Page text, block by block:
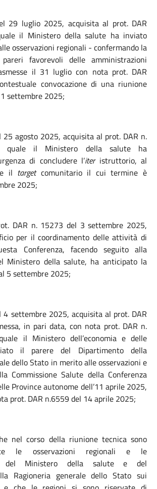
29 luglio 2025, acquisita al prot. DAR
il Ministero della salute ha inviato
osservazioni regionali - confermando la
favorevoli delle amministrazioni
il 31 luglio con nota prot. DAR
convocazione di una riunione
settembre 2025;
25 agosto 2025, acquisita al prot. DAR n.
quale il Ministero della salute ha
di concludere l’iter istruttorio, al
il targetcomunitario il cui termine è
2025;
DAR n. 15273 del 3 settembre 2025,
per il coordinamento delle attività di
Conferenza, facendo seguito alla
Ministero della salute, ha anticipato la
5 settembre 2025;
4 settembre 2025, acquisita al prot. DAR
in pari data, con nota prot. DAR n.
il Ministero dell’economia e delle
il parere del Dipartimento della
dello Stato in merito alle osservazioni e
Commissione Salute della Conferenza
Province autonome dell’11 aprile 2025,
prot. DAR n.6559 del 14 aprile 2025;
nel corso della riunione tecnica sono
le osservazioni regionali e le
del Ministero della salute e del
Ragioneria generale dello Stato sui